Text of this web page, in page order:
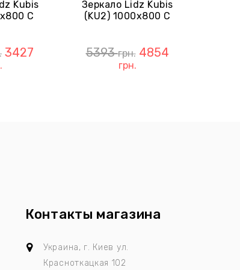
Kubis
С
С
3427
Зеркало Lidz Kubis
(KU2) 1000х800 С
С
Антизапотеванием
5393грн. 4854
грн.
Контакты магазина
Украина, г. Киев ул.
Красноткацкая 102